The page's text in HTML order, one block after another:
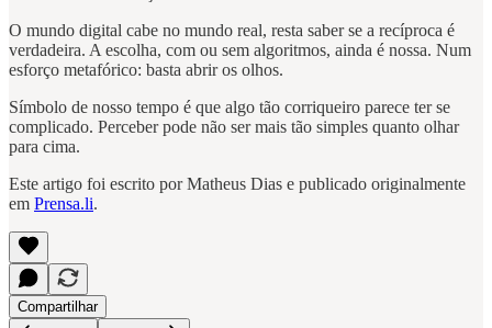
O mundo digital cabe no mundo real, resta saber se a recíproca é
verdadeira. A escolha, com ou sem algoritmos, ainda é nossa. Num
esforço metafórico: basta abrir os olhos.
Símbolo de nosso tempo é que algo tão corriqueiro parece ter se
complicado. Perceber pode não ser mais tão simples quanto olhar
para cima.
Este artigo foi escrito por Matheus Dias e publicado originalmente
em Prensa.li.
Compartilhar